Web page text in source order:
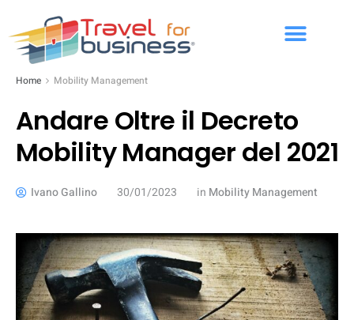
Home Mobility Management
Andare Oltre il Decreto
Mobility Manager del 2021
Ivano Gallino 30/01/2023 in Mobility Management